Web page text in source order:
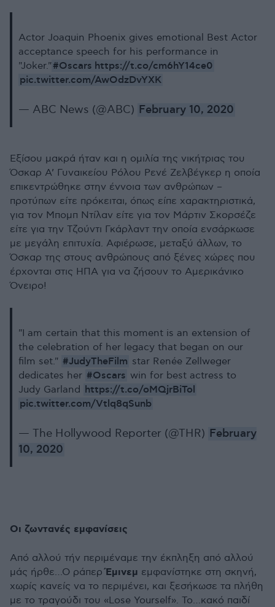
Actor Joaquin Phoenix gives emotional Best Actor
acceptance speech for his performance in
"Joker."#Oscars https://t.co/cm6hY14ce0
pic.twitter.com/AwOdzDvYXK
— ABC News (@ABC) February 10, 2020
Εξίσου μακρά ήταν και η ομιλία της νικήτριας του
Όσκαρ Α’ Γυναικείου Ρόλου Ρενέ Ζελβέγκερ η οποία
επικεντρώθηκε στην έννοια των ανθρώπων –
προτύπων είτε πρόκειται, όπως είπε χαρακτηριστικά,
για τον Μπομπ Ντίλαν είτε για τον Μάρτιν Σκορσέζε
είτε για την Τζούντι Γκάρλαντ την οποία ενσάρκωσε
με μεγάλη επιτυχία. Αφιέρωσε, μεταξύ άλλων, το
Όσκαρ της στους ανθρώπους από ξένες χώρες που
έρχονται στις ΗΠΑ για να ζήσουν το Αμερικάνικο
Όνειρο!
"I am certain that this moment is an extension of
the celebration of her legacy that began on our
film set." #JudyTheFilm star Renée Zellweger
dedicates her #Oscars win for best actress to
Judy Garland https://t.co/oMQjrBiTol
pic.twitter.com/Vtlq8qSunb
— The Hollywood Reporter (@THR) February
10, 2020
Οι ζωντανές εμφανίσεις
Από αλλού τήν περιμέναμε την έκπληξη από αλλού
μάς ήρθε…Ο ράπερΈμινεμ εμφανίστηκε στη σκηνή,
χωρίς κανείς να το περιμένει, και ξεσήκωσε τα πλήθη
με το τραγούδι του «Lose Yourself». Το…κακό παιδί